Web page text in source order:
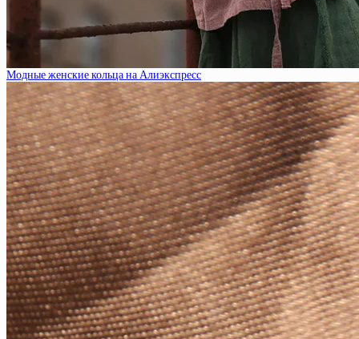
Модные женские кольца на Алиэкспресс